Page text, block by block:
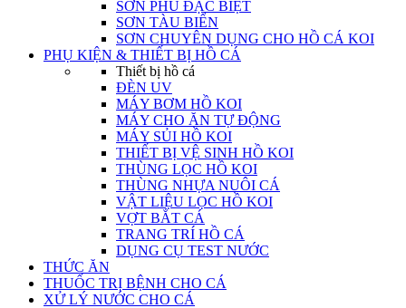
SƠN PHỦ ĐẶC BIỆT
SƠN TÀU BIỂN
SƠN CHUYÊN DỤNG CHO HỒ CÁ KOI
PHỤ KIỆN & THIẾT BỊ HỒ CÁ
Thiết bị hồ cá
ĐÈN UV
MÁY BƠM HỒ KOI
MÁY CHO ĂN TỰ ĐỘNG
MÁY SỦI HỒ KOI
THIẾT BỊ VỆ SINH HỒ KOI
THÙNG LỌC HỒ KOI
THÙNG NHỰA NUÔI CÁ
VẬT LIỆU LỌC HỒ KOI
VỢT BẮT CÁ
TRANG TRÍ HỒ CÁ
DỤNG CỤ TEST NƯỚC
THỨC ĂN
THUỐC TRỊ BỆNH CHO CÁ
XỬ LÝ NƯỚC CHO CÁ